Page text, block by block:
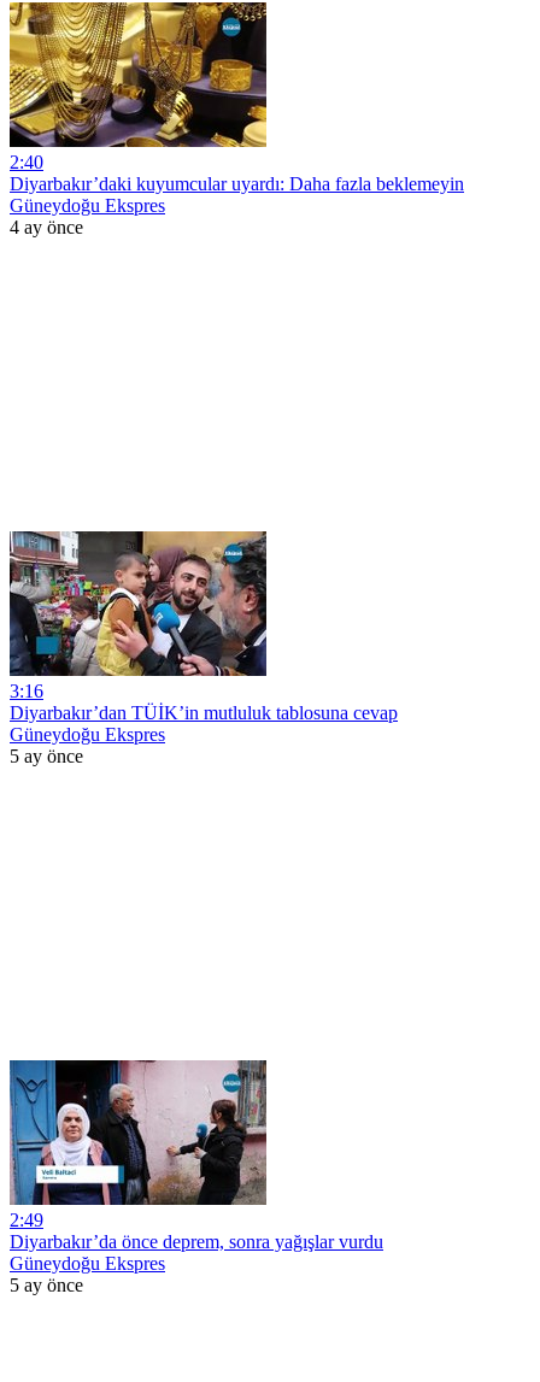
2:40
Diyarbakır’daki kuyumcular uyardı: Daha fazla beklemeyin
Güneydoğu Ekspres
4 ay önce
3:16
Diyarbakır’dan TÜİK’in mutluluk tablosuna cevap
Güneydoğu Ekspres
5 ay önce
2:49
Diyarbakır’da önce deprem, sonra yağışlar vurdu
Güneydoğu Ekspres
5 ay önce